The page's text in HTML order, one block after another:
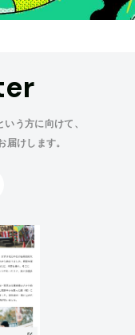
う方に向けて、
けします。